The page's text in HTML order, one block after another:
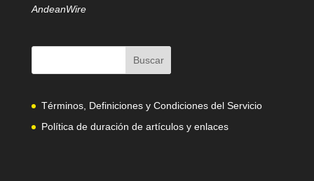
AndeanWire
Términos, Definiciones y Condiciones del Servicio
Política de duración de artículos y enlaces